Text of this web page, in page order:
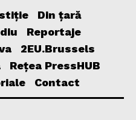
Din țară
Reportaje
2EU.Brussels
Rețea PressHUB
Contact